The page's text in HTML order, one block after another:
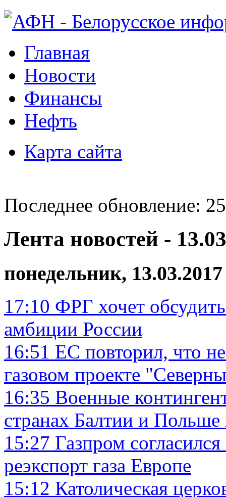
Главная
Новости
Финансы
Нефть
Карта сайта
Последнее обновление:
Лента новостей -
понедельник, 13.03.2017
17:10 ФРГ хочет
амбиции России
16:51 ЕС повторил, что
газовом проекте
16:35 Военные
странах Балтии и
15:27 Газпром
реэкспорт газа Европе
15:12 Католическая